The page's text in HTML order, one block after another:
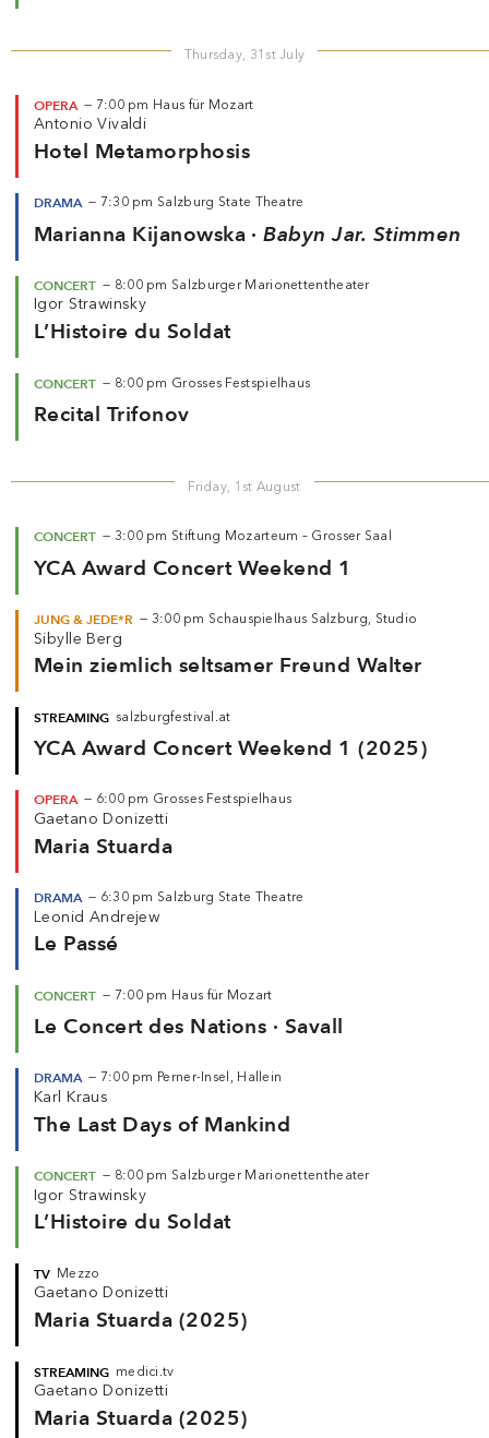
Thursday, 31st July
OPERA — 7:00 pm Haus für Mozart
Antonio Vivaldi
Hotel Metamorphosis
DRAMA — 7:30 pm Salzburg State Theatre
Marianna Kijanowska ·Babyn Jar. Stimmen
CONCERT — 8:00 pm Salzburger Marionettentheater
Igor Strawinsky
L’Histoire du Soldat
CONCERT — 8:00 pm Grosses Festspielhaus
Recital Trifonov
Friday, 1st August
CONCERT — 3:00 pm Stiftung Mozarteum – Grosser Saal
YCA Award Concert Weekend 1
JUNG & JEDE*R — 3:00 pm Schauspielhaus Salzburg, Studio
Sibylle Berg
Mein ziemlich seltsamer Freund Walter
STREAMING salzburgfestival.at
YCA Award Concert Weekend 1 (2025)
OPERA — 6:00 pm Grosses Festspielhaus
Gaetano Donizetti
Maria Stuarda
DRAMA — 6:30 pm Salzburg State Theatre
Leonid Andrejew
Le Passé
CONCERT — 7:00 pm Haus für Mozart
Le Concert des Nations · Savall
DRAMA — 7:00 pm Perner-Insel, Hallein
Karl Kraus
The Last Days of Mankind
CONCERT — 8:00 pm Salzburger Marionettentheater
Igor Strawinsky
L’Histoire du Soldat
TV Mezzo
Gaetano Donizetti
Maria Stuarda (2025)
STREAMING medici.tv
Gaetano Donizetti
Maria Stuarda (2025)